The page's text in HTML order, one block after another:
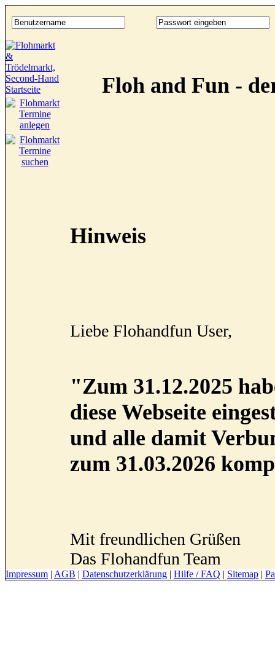
Floh and Fun -
Hinweis
Liebe Flohandfun User,
"Zum 31.12.2025
diese Webseite
und alle damit
zum 31.03.2026
Mit freundlichen Grüßen
Das Flohandfun Team
Impressum | AGB | Datenschutzerklärung | Hilfe / FAQ | Sitemap |